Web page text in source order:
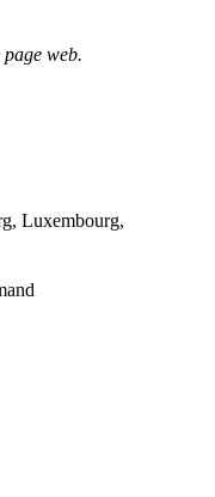
page web.
Luxembourg,